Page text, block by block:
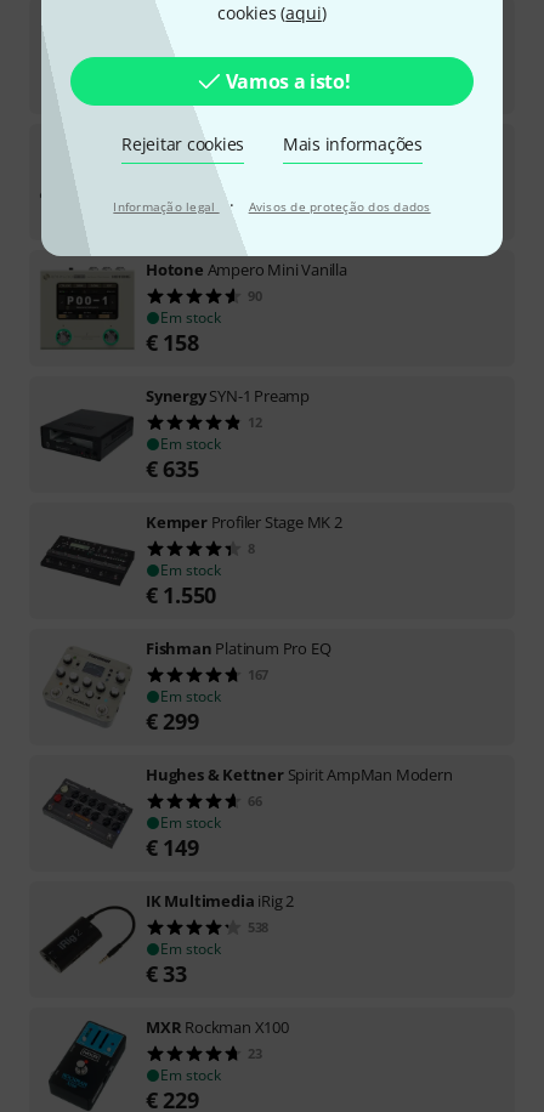
cookies (aqui)
Vamos a isto!
Rejeitar cookies Mais informações
Informação legal · Avisos de proteção dos dados
Neural DSPQuad Cortex Mini Bundle
1.444
KemperProfiler PowerHead+ Remote MK2
€2.250
Hotone Ampero Mini Vanilla
90
Em stock
€ 158
SynergySYN-1 Preamp
12
Em stock
€ 635
Kemper Profiler Stage MK 2
8
Em stock
€ 1.550
Fishman Platinum Pro EQ
167
Em stock
€ 299
Hughes & Kettner Spirit AmpMan Modern
66
Em stock
€ 149
IK Multimedia iRig 2
538
Em stock
€ 33
MXR Rockman X100
23
Em stock
€ 229